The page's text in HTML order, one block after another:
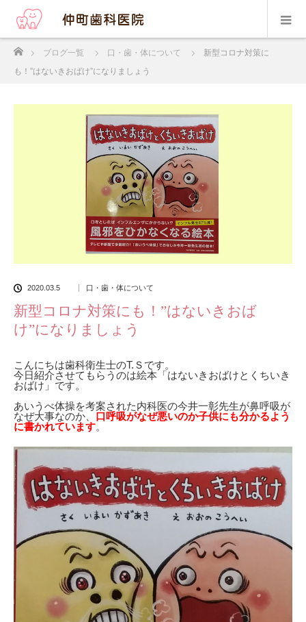
ブログ一覧 口・歯・体について
新型コロナ対策に
も！”はないきおばけ”になりましょう
2020.03.5 口・歯・体について
新型コロナ対策にも！”はないきおば
け”になりましょう
こんにちは歯科衛生士のT.Ｓです。
今日紹介させてもらうのは絵本「はないきおばけとくちいき
おばけ」です。
あいうべ体操を考案された内科医の今井一彰先生が鼻呼吸が
なぜ大事なのか、 口呼吸がなぜ悪いのか子供にも分かるよう
に書かれています。